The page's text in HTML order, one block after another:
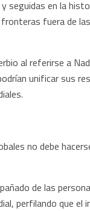
seguidas en la
fuera de
al referirse a
unificar sus
no debe
de las
perfilando que